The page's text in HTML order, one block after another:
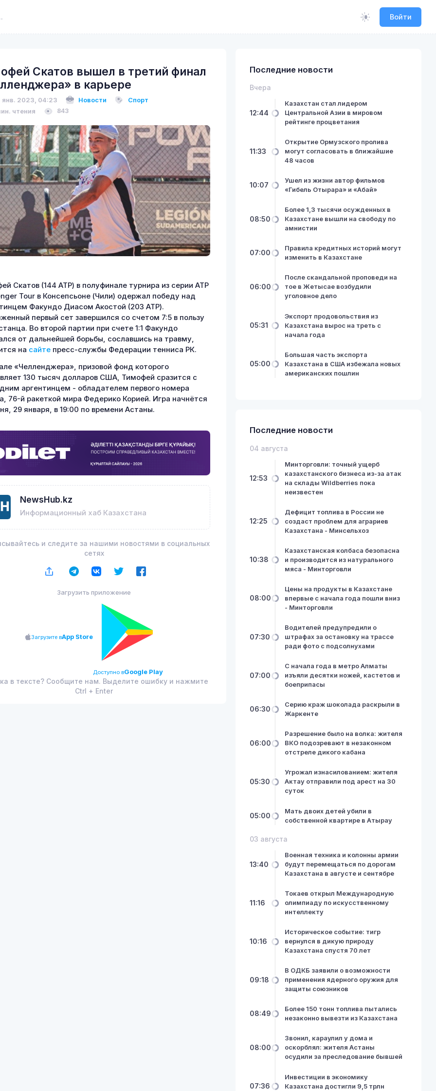
Войти
Скатов вышел в третий финал
в карьере
янв. 2023, 04:23 Новости
Спорт
чтения
843
Скатов (144 АТР) в полуфинале турнира из серии ATP
Tour в Консепсьоне (Чили) одержал победу над
Факундо Диасом Акостой (203 АТР).
первый сет завершился со счетом 7:5 в пользу
Во второй партии при счете 1:1 Факундо
от дальнейшей борьбы, сославшись на травму,
на сайтепресс-службы Федерации тенниса РК.
«Челленджера», призовой фонд которого
130 тысяч долларов США, Тимофей сразится с
аргентинцем - обладателем первого номера
76-й ракеткой мира Федерико Корией. Игра начнётся
29 января, в 19:00 по времени Астаны.
NewsHub.kz
Информационный хаб Казахстана
и следите за нашими новостями в социальных
сетях
Загрузить приложение
Загрузите вApp Store
Доступно вGoogle Play
в тексте? Сообщите нам. Выделите ошибку и нажмите
Ctrl + Enter
Последние новости
Вчера
12:44
Казахстан стал лидером
Центральной Азии в мировом
рейтинге процветания
11:33
Открытие Ормузского пролива
могут согласовать в ближайшие
48 часов
10:07
Ушел из жизни автор фильмов
«Гибель Отырара» и «Абай»
08:50
Более 1,3 тысячи осужденных в
Казахстане вышли на свободу по
амнистии
07:00
Правила кредитных историй могут
изменить в Казахстане
06:00
После скандальной проповеди на
тое в Жетысае возбудили
уголовное дело
05:31
Экспорт продовольствия из
Казахстана вырос на треть с
начала года
05:00
Большая часть экспорта
Казахстана в США избежала новых
американских пошлин
Последние новости
04 августа
12:53
Минторговли: точный ущерб
казахстанского бизнеса из-за атак
на склады Wildberries пока
неизвестен
12:25
Дефицит топлива в России не
создаст проблем для аграриев
Казахстана - Минсельхоз
10:38
Казахстанская колбаса безопасна
и производится из натурального
мяса - Минторговли
08:00
Цены на продукты в Казахстане
впервые с начала года пошли вниз
- Минторговли
07:30
Водителей предупредили о
штрафах за остановку на трассе
ради фото с подсолнухами
07:00
С начала года в метро Алматы
изъяли десятки ножей, кастетов и
боеприпасы
06:30
Серию краж шоколада раскрыли в
Жаркенте
06:00
Разрешение было на волка: жителя
ВКО подозревают в незаконном
отстреле дикого кабана
05:30
Угрожал изнасилованием: жителя
Актау отправили под арест на 30
суток
05:00
Мать двоих детей убили в
собственной квартире в Атырау
03 августа
13:40
Военная техника и колонны армии
будут перемещаться по дорогам
Казахстана в августе и сентябре
11:16
Токаев открыл Международную
олимпиаду по искусственному
интеллекту
10:16
Историческое событие: тигр
вернулся в дикую природу
Казахстана спустя 70 лет
09:18
В ОДКБ заявили о возможности
применения ядерного оружия для
защиты союзников
08:49
Более 150 тонн топлива пытались
незаконно вывезти из Казахстана
08:00
Звонил, караулил у дома и
оскорблял: жителя Астаны
осудили за преследование бывшей
07:36
Инвестиции в экономику
Казахстана достигли 9,5 трлн